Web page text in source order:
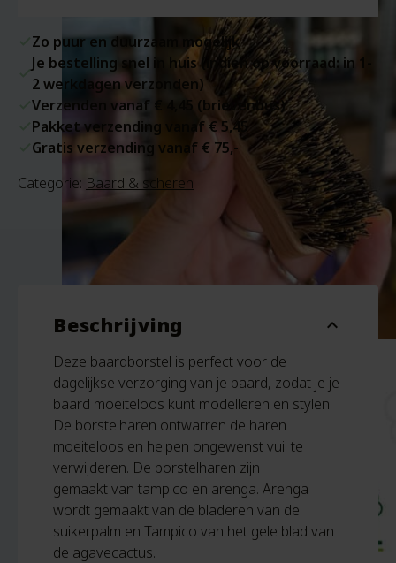
Zo puur en duurzaam mogelijk
Je bestelling snel in huis (indien op voorraad: in 1-
2 werkdagen verzonden)
Verzenden vanaf € 4,45 (brievenbus)
Pakket verzending vanaf € 5,45
Gratis verzending vanaf € 75,-
Categorie: Baard & scheren
Beschrijving expand_more
Deze baardborstel is perfect voor de
dagelijkse verzorging van je baard, zodat je je
baard moeiteloos kunt modelleren en stylen.
De borstelharen ontwarren de haren
moeiteloos en helpen ongewenst vuil te
verwijderen. De borstelharen zijn
gemaakt van tampico en arenga. Arenga
wordt gemaakt van de bladeren van de
suikerpalm en Tampico van het gele blad van
de agavecactus.